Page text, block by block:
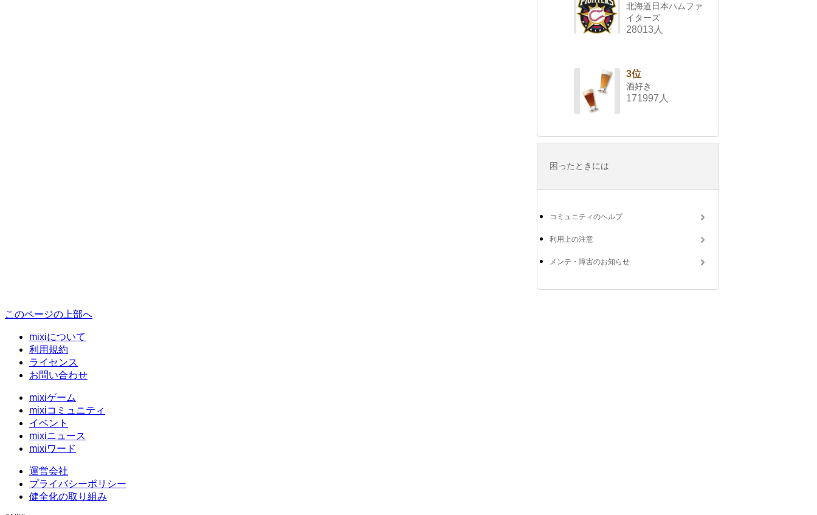
北海道日本ハムファ
イターズ
28013人
3位
酒好き
171997人
困ったときには
コミュニティのヘルプ
利用上の注意
メンテ・障害のお知らせ
このページの上部へ
mixiについて
利用規約
ライセンス
お問い合わせ
mixiゲーム
mixiコミュニティ
イベント
mixiニュース
mixiワード
運営会社
プライバシーポリシー
健全化の取り組み